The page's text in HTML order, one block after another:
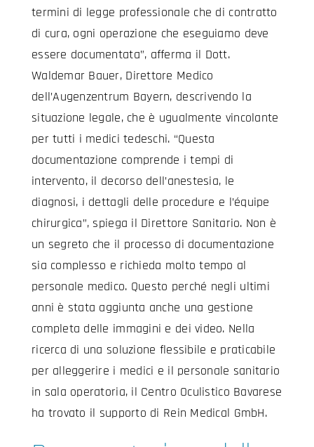
termini di legge professionale che di contratto
di cura, ogni operazione che eseguiamo deve
essere documentata”, afferma il Dott.
Waldemar Bauer, Direttore Medico
dell’Augenzentrum Bayern, descrivendo la
situazione legale, che è ugualmente vincolante
per tutti i medici tedeschi. “Questa
documentazione comprende i tempi di
intervento, il decorso dell’anestesia, le
diagnosi, i dettagli delle procedure e l’équipe
chirurgica”, spiega il Direttore Sanitario. Non è
un segreto che il processo di documentazione
sia complesso e richieda molto tempo al
personale medico. Questo perché negli ultimi
anni è stata aggiunta anche una gestione
completa delle immagini e dei video. Nella
ricerca di una soluzione flessibile e praticabile
per alleggerire i medici e il personale sanitario
in sala operatoria, il Centro Oculistico Bavarese
ha trovato il supporto di Rein Medical GmbH.